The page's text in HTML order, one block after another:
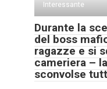
Interessante
Durante la
del boss
ragazze e si
cameriera –
sconvolse